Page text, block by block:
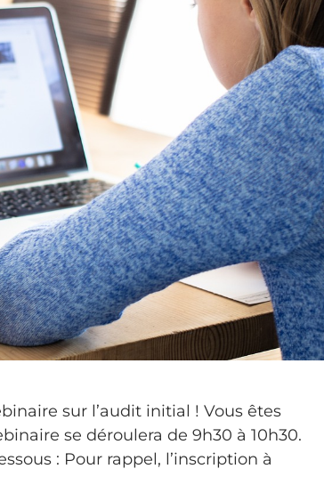
sur l’audit initial ! Vous êtes
se déroulera de 9h30 à 10h30.
: Pour rappel, l’inscription à